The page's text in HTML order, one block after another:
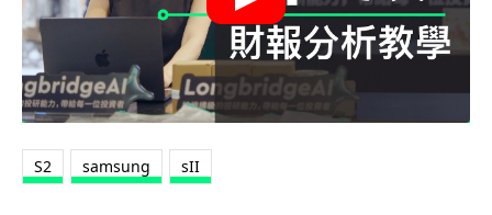
S2 samsung sII